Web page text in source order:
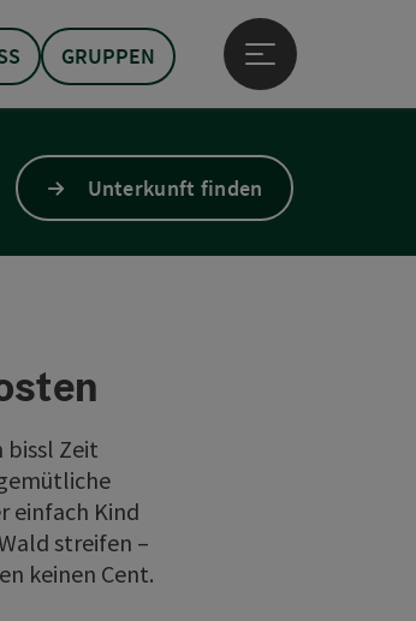
GRUPPEN
Hauptmenü öffnen
Unterkunft finden
bissl Zeit
einfach Kind
streifen –
keinen Cent.